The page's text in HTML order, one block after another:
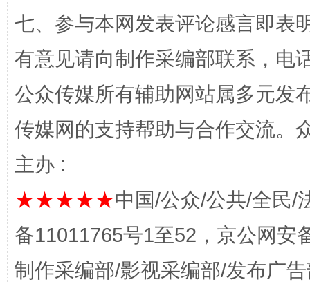
这是一记警钟！ 谢
七、参与本网发表评论感言即表
有意见请向制作采编部联系，电
公众传媒所有辅助网站属多元发
传媒网的支持帮助与合作交流。
主办 :
★★★★★中国/公众/公共/全民/
备11011765号1至52，京公网安
制作采编部/影视采编部/发布广